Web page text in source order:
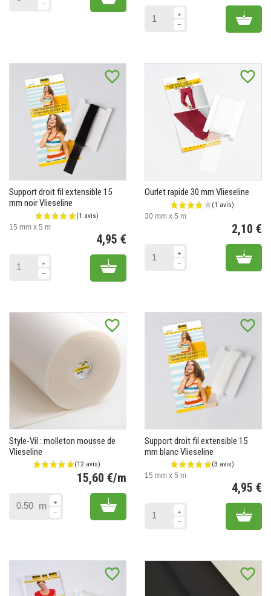
Add
favorite_border
Support droit fil extensible 15
mm noir Vlieseline
15 mm x 5 m
4,95 €
Add to cart
favorite_border
Ourlet rapide 30 mm Vlieseline
30 mm x 5 m
2,10 €
Add
favorite_border
Style-Vil : molleton mousse de
Vlieseline
15,60 €/m
m Add to cart
favorite_border
Support droit fil extensible 15
mm blanc Vlieseline
15 mm x 5 m
4,95 €
Add
favorite_border favorite_border